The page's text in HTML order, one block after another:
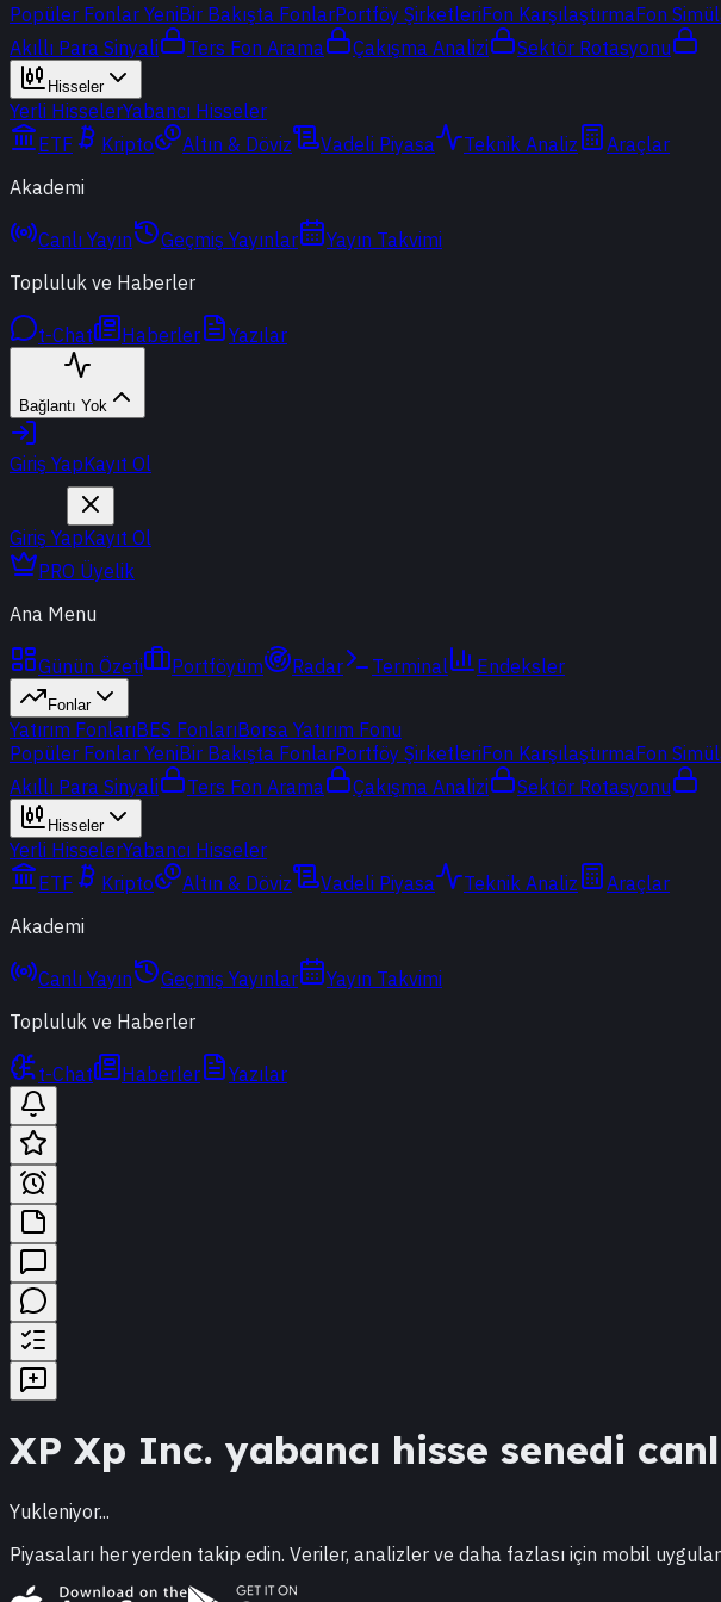
Popüler Fonlar YeniBir Bakışta FonlarPortföy ŞirketleriFon KarşılaştırmaFon
Akıllı Para Sinyali
Ters Fon Arama Çakışma Analizi Sektör Rotasyonu
Hisseler
Yerli HisselerYabancı Hisseler
ETF
Kripto Altın & Döviz Vadeli Piyasa Teknik Analiz
Araçlar
Akademi
Canlı Yayın Geçmiş Yayınlar
Yayın Takvimi
Topluluk ve Haberler
t-Chat Haberler Yazılar
Bağlantı Yok
Giriş YapKayıt Ol
Giriş YapKayıt Ol
PRO Üyelik
Ana Menu
Günün Özeti Portföyüm Radar Terminal Endeksler
Fonlar
Yatırım FonlarıBES FonlarıBorsa Yatırım Fonu
Popüler Fonlar YeniBir Bakışta FonlarPortföy ŞirketleriFon KarşılaştırmaFon
Akıllı Para Sinyali
Ters Fon Arama Çakışma Analizi Sektör Rotasyonu
Hisseler
Yerli HisselerYabancı Hisseler
ETF
Kripto Altın & Döviz Vadeli Piyasa Teknik Analiz
Araçlar
Akademi
Canlı Yayın Geçmiş Yayınlar
Yayın Takvimi
Topluluk ve Haberler
t-Chat Haberler Yazılar
XP Xp Inc. yabancı hisse senedi
Yukleniyor...
Piyasaları her yerden takip edin. Veriler, analizler ve daha fazlası için mobil